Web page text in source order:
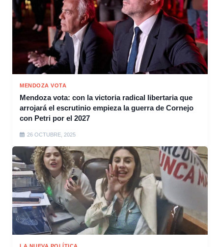
MENDOZA VOTA
Mendoza vota: con la victoria radical libertaria que
arrojará el escrutinio empieza la guerra de Cornejo
con Petri por el 2027
26 OCTUBRE, 2025